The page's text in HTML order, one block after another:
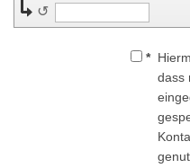
↺
*
dass